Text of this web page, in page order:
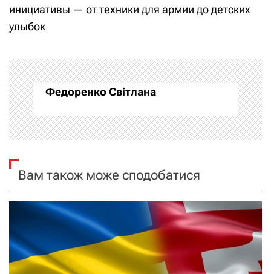
г
ц
і
я
з
а
п
и
с
инициативы — от техники для армии до детских
улыбок
Федоренко Світлана
Вам також може сподобатися